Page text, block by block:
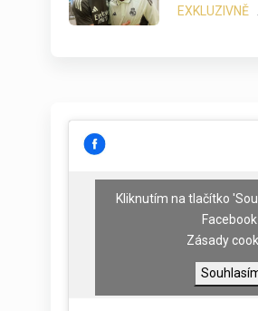
EXKLUZIVNĚ
Kliknutím na tlačítko
Facebook
Zásady